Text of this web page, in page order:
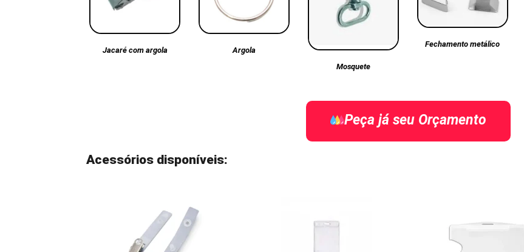
Jacaré com argola
Argola
Mosquete
Fechamento metálico
Peça já seu Orçamento
Acessórios disponíveis: